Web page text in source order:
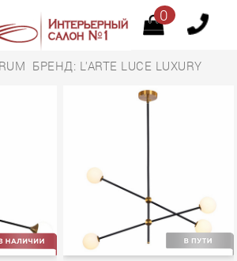
0
БРЕНД: L'ARTE LUCE LUXURY